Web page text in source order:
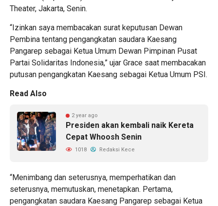
Theater, Jakarta, Senin.
“Izinkan saya membacakan surat keputusan Dewan
Pembina tentang pengangkatan saudara Kaesang
Pangarep sebagai Ketua Umum Dewan Pimpinan Pusat
Partai Solidaritas Indonesia,” ujar Grace saat membacakan
putusan pengangkatan Kaesang sebagai Ketua Umum PSI.
Read Also
2 year ago
Presiden akan kembali naik Kereta
Cepat Whoosh Senin
1018 Redaksi Kece
“Menimbang dan seterusnya, memperhatikan dan
seterusnya, memutuskan, menetapkan. Pertama,
pengangkatan saudara Kaesang Pangarep sebagai Ketua